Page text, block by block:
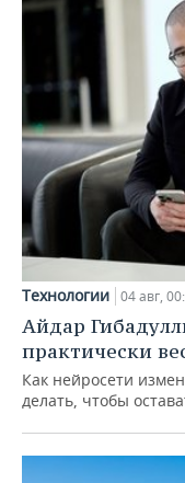
Технологии 04 авг,
Айдар
практически
Как нейросети
делать, чтобы